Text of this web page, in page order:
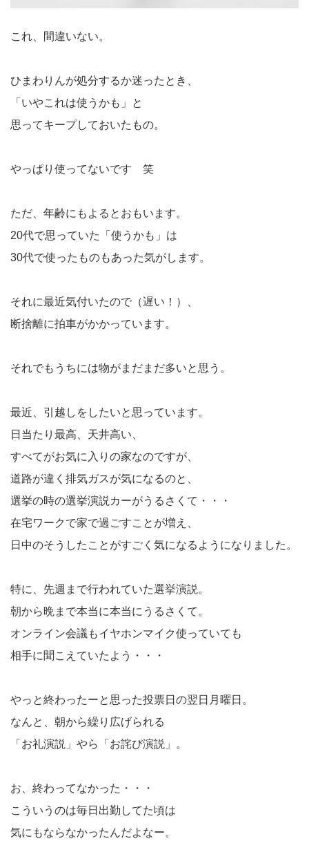
これ、間違いない。
ひまわりんが処分するか迷ったとき、
「いやこれは使うかも」と
思ってキープしておいたもの。
やっぱり使ってないです 笑
ただ、年齢にもよるとおもいます。
20代で思っていた「使うかも」は
30代で使ったものもあった気がします。
それに最近気付いたので（遅い！）、
断捨離に拍車がかかっています。
それでもうちには物がまだまだ多いと思う。
最近、引越しをしたいと思っています。
日当たり最高、天井高い、
すべてがお気に入りの家なのですが、
道路が違く排気ガスが気になるのと、
選挙の時の選挙演説カーがうるさくて・・・
在宅ワークで家で過ごすことが増え、
日中のそうしたことがすごく気になるようになりました。
特に、先週まで行われていた選挙演説。
朝から晩まで本当に本当にうるさくて。
オンライン会議もイヤホンマイク使っていても
相手に聞こえていたよう・・・
やっと終わったーと思った投票日の翌日月曜日。
なんと、朝から繰り広げられる
「お礼演説」やら「お詫び演説」。
お、終わってなかった・・・
こういうのは毎日出勤してた頃は
気にもならなかったんだよなー。